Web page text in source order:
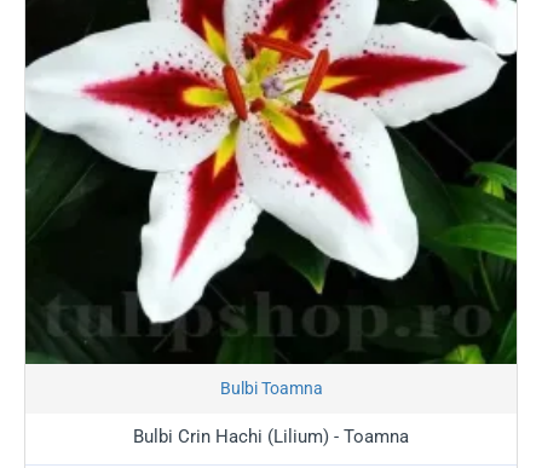
Bulbi Toamna
Bulbi Crin Hachi (Lilium) - Toamna